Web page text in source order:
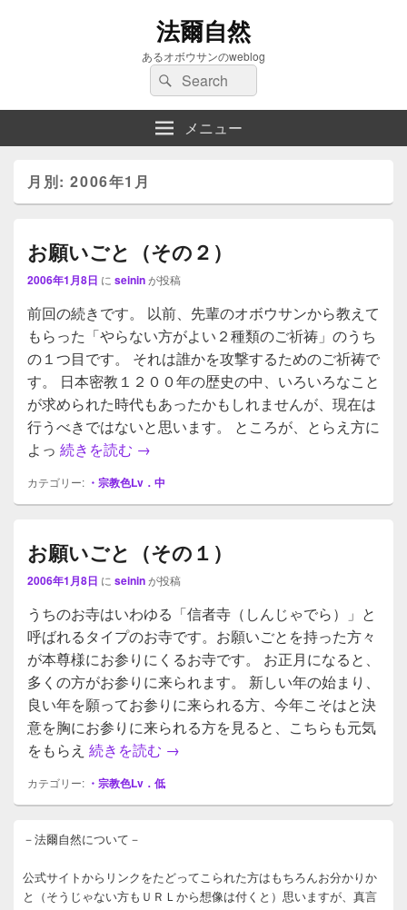
法爾自然
あるオボウサンのweblog
検
索
対
象:
検
索
メニュー
月別: 2006年1月
お願いごと（その２）
2006年1月8日 に seininが投稿
前回の続きです。 以前、先輩のオボウサンから教えて
もらった「やらない方がよい２種類のご祈祷」のうち
の１つ目です。 それは誰かを攻撃するためのご祈祷で
す。 日本密教１２００年の歴史の中、いろいろなこと
が求められた時代もあったかもしれませんが、現在は
行うべきではないと思います。 ところが、とらえ方に
よっ 続きを読む お願いごと（その２）
→
カテゴリー: ・宗教色Lv．中
お願いごと（その１）
2006年1月8日 に seininが投稿
うちのお寺はいわゆる「信者寺（しんじゃでら）」と
呼ばれるタイプのお寺です。お願いごとを持った方々
が本尊様にお参りにくるお寺です。 お正月になると、
多くの方がお参りに来られます。 新しい年の始まり、
良い年を願ってお参りに来られる方、今年こそはと決
意を胸にお参りに来られる方を見ると、こちらも元気
をもらえ 続きを読む お願いごと（その１）
→
カテゴリー: ・宗教色Lv．低
サ
－法爾自然について－
公式サイトからリンクをたどってこられた方はもちろんお分かりか
と（そうじゃない方もＵＲＬから想像は付くと）思いますが、真言